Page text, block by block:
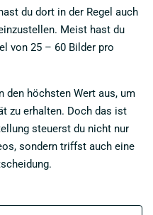
du dort in der Regel auch
Meist hast du
von 25 – 60 Bilder pro
den höchsten Wert aus, um
zu erhalten. Doch das ist
steuerst du nicht nur
sondern triffst auch eine